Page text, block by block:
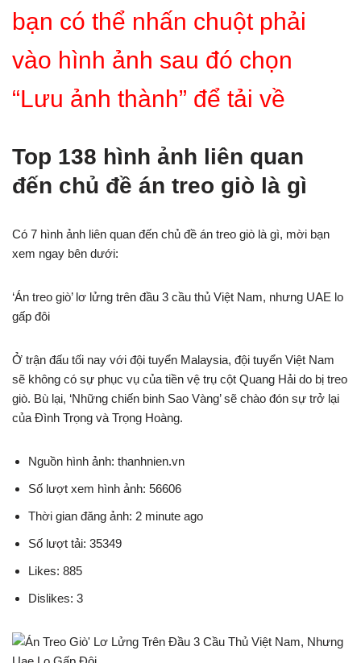
bạn có thể nhấn chuột phải
vào hình ảnh sau đó chọn
“Lưu ảnh thành” để tải về
Top 138 hình ảnh liên quan
đến chủ đề án treo giò là gì
Có 7 hình ảnh liên quan đến chủ đề án treo giò là gì, mời bạn
xem ngay bên dưới:
‘Án treo giò’ lơ lửng trên đầu 3 cầu thủ Việt Nam, nhưng UAE lo
gấp đôi
Ở trận đấu tối nay với đội tuyển Malaysia, đội tuyển Việt Nam
sẽ không có sự phục vụ của tiền vệ trụ cột Quang Hải do bị treo
giò. Bù lại, ‘Những chiến binh Sao Vàng’ sẽ chào đón sự trở lại
của Đình Trọng và Trọng Hoàng.
Nguồn hình ảnh: thanhnien.vn
Số lượt xem hình ảnh: 56606
Thời gian đăng ảnh: 2 minute ago
Số lượt tải: 35349
Likes: 885
Dislikes: 3